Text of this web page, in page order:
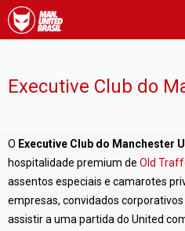
Executive Club do
O Executive Club do Manchester
hospitalidade premium de Old
assentos especiais e camarotes
empresas, convidados
assistir a uma partida do United